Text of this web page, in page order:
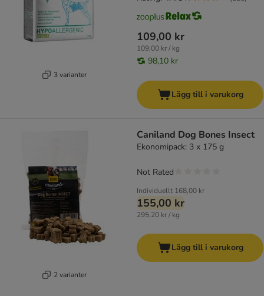
3 varianter
109,00 kr
109,00 kr / kg
98,10 kr
Lägg till i varukorg
2 varianter
Caniland Dog Bones Insect
Ekonomipack: 3 x 175 g
Individuellt 168,00 kr
155,00 kr
295,20 kr / kg
Not Rated
Lägg till i varukorg